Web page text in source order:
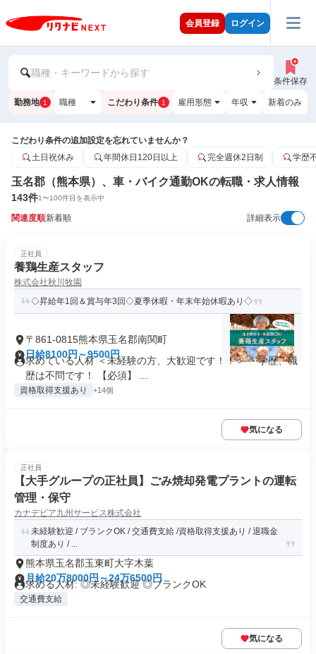
会員登録 ログイン
職種・キーワードから探す
条件保存
勤務地 1 職種 こだわり条件 1 雇用形態 年収 新着のみ
こだわり条件の追加設定を忘れていませんか？
土日祝休み
年間休日120日以上 完全週休2日制 学歴
玉名郡（熊本県）、車・バイク通勤OKの転職・求人情報
143件1〜100件目を表示中
関連度順新着順 詳細表示
正社員
養鶏生産スタッフ
株式会社秋川牧園
◇昇給年1回＆賞与年3回◇夏季休暇・年末年始休暇あり◇
〒861-0815熊本県玉名郡南関町
日給8100円～9500円
求めている人材 ＜未経験の方、大歓迎です！！＞ ・学歴、職
歴は不問です！ 【必須】 ...
資格取得支援あり +14個
気になる
正社員
【大手グループの正社員】ごみ焼却発電プラントの運転
管理・保守
カナデビア九州サービス株式会社
未経験歓迎 / ブランクOK / 交通費支給 /資格取得支援あり / 退職金
制度あり / ...
熊本県玉名郡玉東町大字木葉
月給20万8000円～24万6500円
求める人材: ◎未経験歓迎 ◎ブランクOK
交通費支給
気になる